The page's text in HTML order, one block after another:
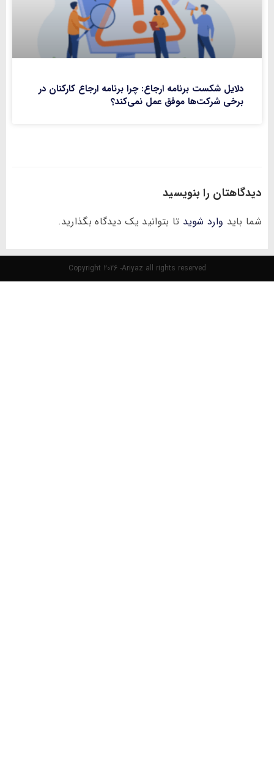
دلایل شکست برنامه ارجاع: چرا برنامه ارجاع کارکنان در
برخی شرکت‌ها موفق عمل نمی‌کند؟
دیدگاهتان را بنویسید
شما باید وارد شوید تا بتوانید یک دیدگاه بگذارید.
Copyright 2026 -Ariyaz all rights reserved